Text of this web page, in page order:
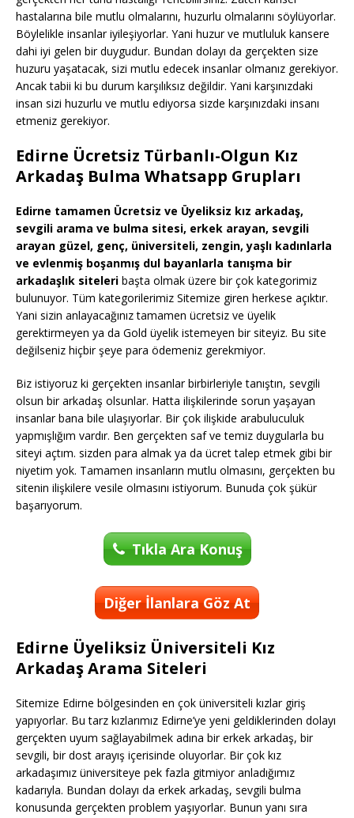
hastalarına bile mutlu olmalarını, huzurlu olmalarını söylüyorlar.
Böylelikle insanlar iyileşiyorlar. Yani huzur ve mutluluk kansere
dahi iyi gelen bir duygudur. Bundan dolayı da gerçekten size
huzuru yaşatacak, sizi mutlu edecek insanlar olmanız gerekiyor.
Ancak tabii ki bu durum karşılıksız değildir. Yani karşınızdaki
insan sizi huzurlu ve mutlu ediyorsa sizde karşınızdaki insanı
etmeniz gerekiyor.
Edirne Ücretsiz Türbanlı-Olgun Kız
Arkadaş Bulma Whatsapp Grupları
Edirne tamamen Ücretsiz ve Üyeliksiz kız arkadaş,
sevgili arama ve bulma sitesi, erkek arayan, sevgili
arayan güzel, genç, üniversiteli, zengin, yaşlı kadınlarla
ve evlenmiş boşanmış dul bayanlarla tanışma bir
arkadaşlık siteleri başta olmak üzere bir çok kategorimiz
bulunuyor. Tüm kategorilerimiz Sitemize giren herkese açıktır.
Yani sizin anlayacağınız tamamen ücretsiz ve üyelik
gerektirmeyen ya da Gold üyelik istemeyen bir siteyiz. Bu site
değilseniz hiçbir şeye para ödemeniz gerekmiyor.
Biz istiyoruz ki gerçekten insanlar birbirleriyle tanıştın, sevgili
olsun bir arkadaş olsunlar. Hatta ilişkilerinde sorun yaşayan
insanlar bana bile ulaşıyorlar. Bir çok ilişkide arabuluculuk
yapmışlığım vardır. Ben gerçekten saf ve temiz duygularla bu
siteyi açtım. sizden para almak ya da ücret talep etmek gibi bir
niyetim yok. Tamamen insanların mutlu olmasını, gerçekten bu
sitenin ilişkilere vesile olmasını istiyorum. Bunuda çok şükür
başarıyorum.
Tıkla Ara Konuş
Diğer İlanlara Göz At
Edirne Üyeliksiz Üniversiteli Kız
Arkadaş Arama Siteleri
Sitemize Edirne bölgesinden en çok üniversiteli kızlar giriş
yapıyorlar. Bu tarz kızlarımız Edirne’ye yeni geldiklerinden dolayı
gerçekten uyum sağlayabilmek adına bir erkek arkadaş, bir
sevgili, bir dost arayış içerisinde oluyorlar. Bir çok kız
arkadaşımız üniversiteye pek fazla gitmiyor anladığımız
kadarıyla. Bundan dolayı da erkek arkadaş, sevgili bulma
konusunda gerçekten problem yaşıyorlar. Bunun yanı sıra